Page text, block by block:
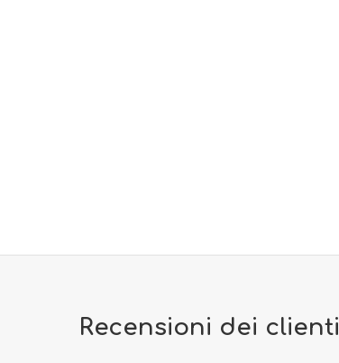
Recensioni dei clienti